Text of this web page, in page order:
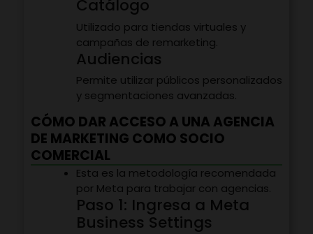
Catálogo
Utilizado para tiendas virtuales y
campañas de remarketing.
Audiencias
Permite utilizar públicos personalizados
y segmentaciones avanzadas.
CÓMO DAR ACCESO A UNA AGENCIA
DE MARKETING COMO SOCIO
COMERCIAL
Esta es la metodología recomendada
por Meta para trabajar con agencias.
Paso 1: Ingresa a Meta
Business Settings